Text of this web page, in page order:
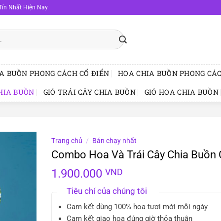
Nhất Hiện Nay
BUỒN PHONG CÁCH CỔ ĐIỂN HOA CHIA BUỒN PHONG
BUỒN
GIỎ TRÁI CÂY CHIA BUỒN GIỎ HOA CHIA BUỒN
Trang chủ / Bán chạy nhất
Combo Hoa Và Trái Cây Chia Buồn
1.900.000 VND
Tiêu chí của chúng tôi
Cam kết dùng 100% hoa tươi mới mỗi ngày
Cam kết giao hoa đúng giờ thỏa thuận